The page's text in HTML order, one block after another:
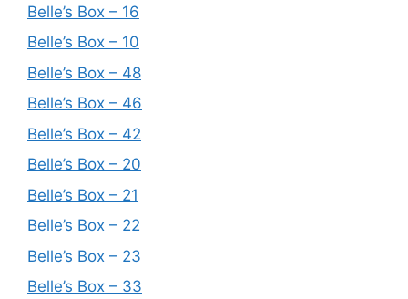
Belle’s Box – 16
Belle’s Box – 10
Belle’s Box – 48
Belle’s Box – 46
Belle’s Box – 42
Belle’s Box – 20
Belle’s Box – 21
Belle’s Box – 22
Belle’s Box – 23
Belle’s Box – 33